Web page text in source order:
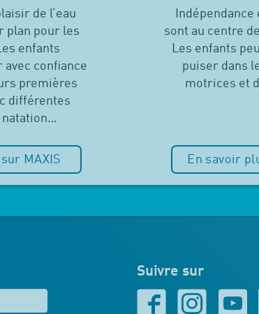
de l’eau
plan pour les
enfants
avec confiance
premières
différentes
natation…
MAXIS
Indépendance
sont au centre
Les enfants
puiser dans
motrices et
En savoir
Suivre sur